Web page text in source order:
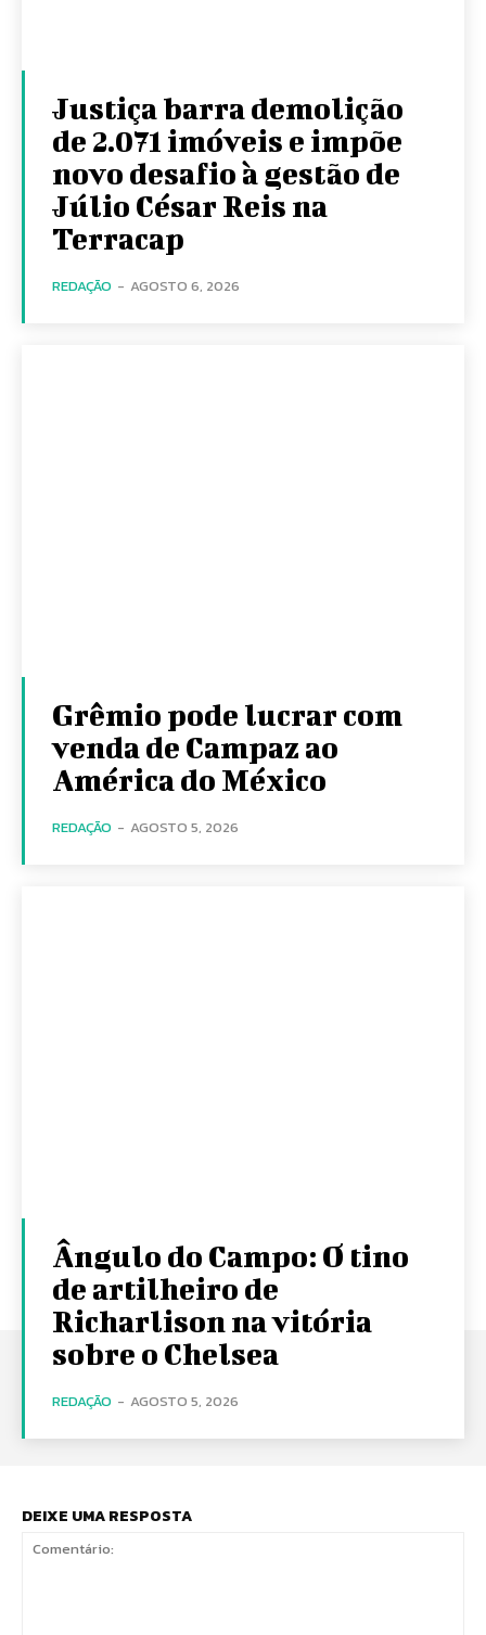
Justiça barra demolição
de 2.071 imóveis e impõe
novo desafio à gestão de
Júlio César Reis na
Terracap
REDAÇÃO - AGOSTO 6, 2026
Grêmio pode lucrar com
venda de Campaz ao
América do México
REDAÇÃO - AGOSTO 5, 2026
Ângulo do Campo: O tino
de artilheiro de
Richarlison na vitória
sobre o Chelsea
REDAÇÃO - AGOSTO 5, 2026
DEIXE UMA RESPOSTA